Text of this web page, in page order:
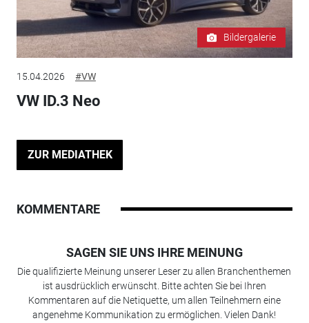
Bildergalerie
15.04.2026 #VW
VW ID.3 Neo
ZUR MEDIATHEK
KOMMENTARE
SAGEN SIE UNS IHRE MEINUNG
Die qualifizierte Meinung unserer Leser zu allen Branchenthemen
ist ausdrücklich erwünscht. Bitte achten Sie bei Ihren
Kommentaren auf die Netiquette, um allen Teilnehmern eine
angenehme Kommunikation zu ermöglichen. Vielen Dank!